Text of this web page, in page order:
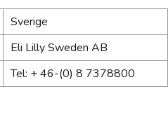
Sverige
Eli Lilly Sweden AB
Tel: + 46-(0) 8 7378800